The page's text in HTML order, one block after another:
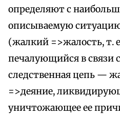
определяют с
описываемую
(жалкий =>жалость, т.
печалующийся в
следственная цепь —
=>деяние,
уничтожающее ее